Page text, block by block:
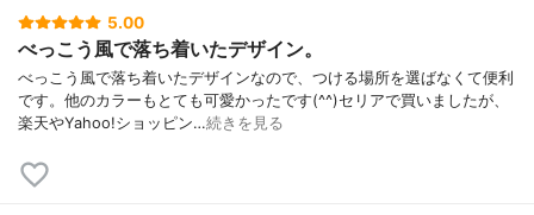
5.00
べっこう風で落ち着いたデザイン。
べっこう風で落ち着いたデザインなので、つける場所を選ばなくて便利
です。他のカラーもとても可愛かったです(^^)セリアで買いましたが、
楽天やYahoo!ショッピン…続きを見る